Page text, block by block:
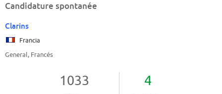
Candidature spontanée
Clarins
Francia
General, Francés
1033 4